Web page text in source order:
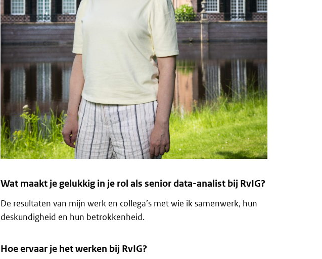
Wat maakt je gelukkig in je rol als senior data-analist bij RvIG?
De resultaten van mijn werk en collega’s met wie ik samenwerk, hun
deskundigheid en hun betrokkenheid.
Hoe ervaar je het werken bij RvIG?